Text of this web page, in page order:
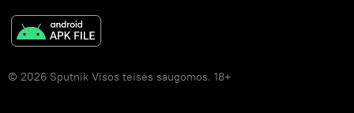
© 2026 Sputnik Visos teisės saugomos. 18+